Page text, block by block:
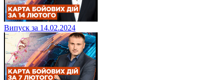
Випуск за 14.02.2024